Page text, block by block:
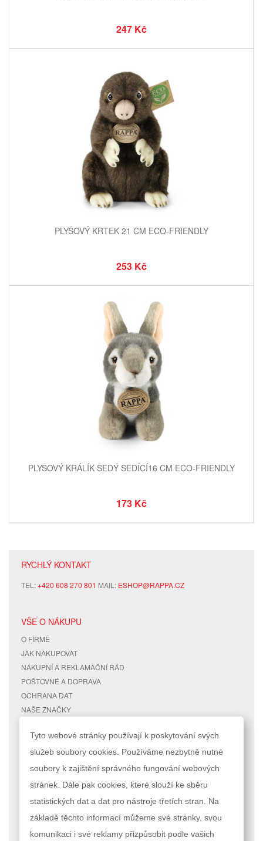
247 Kč
PLYŠOVÝ KRTEK 21 CM ECO-FRIENDLY
253 Kč
PLYŠOVÝ KRÁLÍK ŠEDÝ SEDÍCÍ16 CM ECO-FRIENDLY
173 Kč
RYCHLÝ KONTAKT
TEL:+420 608 270 801 MAIL: ESHOP@RAPPA.CZ
VŠE O NÁKUPU
O FIRMĚ
JAK NAKUPOVAT
NÁKUPNÍ A REKLAMAČNÍ ŘÁD
POŠTOVNÉ A DOPRAVA
OCHRANA DAT
NAŠE ZNAČKY
RYCHLÉ ODKAZY
MAPA STRÁNEK
VYHLEDÁVANÉ TERMÍNY
POKROČILÉ VYHLEDÁVÁNÍ
ÚČET
MŮJ ÚČET
STAV OBJEDNÁVKY
Podle zákona o evidenci tržeb je prodávající povinen vystavit kupujícímu
účtenku. Zároveň je povinen zaevidovat přijatou tržbu u správce daně
Tyto webové stránky používají k poskytování svých
služeb soubory cookies. Používáme nezbytně nutné
soubory k zajištění správného fungování webových
stránek. Dále pak cookies, které slouží ke sběru
statistických dat a dat pro nástroje třetích stran. Na
základě těchto informací můžeme své stránky, svou
komunikaci i své reklamy přizpůsobit podle vašich